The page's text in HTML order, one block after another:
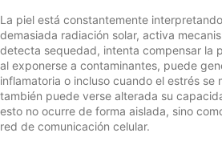
La piel está constantemente
demasiada radiación solar, activa
detecta sequedad, intenta compensar la
al exponerse a contaminantes, puede
inflamatoria o incluso cuando el estrés se
también puede verse alterada su
esto no ocurre de forma aislada, sino
red de comunicación celular.